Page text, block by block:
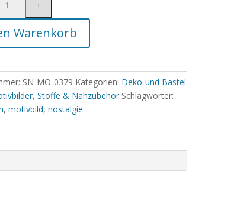
Warenkorb
SN-MO-0379 Kategorien: Deko-und Bastel
,Stoffe & Nähzubehör Schlagwörter:
,motivbild,nostalgie